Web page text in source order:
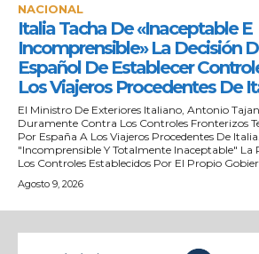
NACIONAL
Italia Tacha De «inaceptable E
Incomprensible» La Decisión
Español De Establecer
Los Viajeros Procedentes De
El Ministro De Exteriores Italiano, Antonio
Duramente Contra Los Controles Fronterizos
Por España A Los Viajeros Procedentes De
"incomprensible Y Totalmente Inaceptable" La
Los Controles Establecidos Por El Propio
Agosto 9, 2026